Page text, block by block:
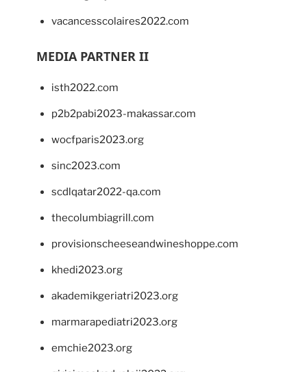
vacancesscolaires2022.com
MEDIA PARTNER II
isth2022.com
p2b2pabi2023-makassar.com
wocfparis2023.org
sinc2023.com
scdlqatar2022-qa.com
thecolumbiagrill.com
provisionscheeseandwineshoppe.com
khedi2023.org
akademikgeriatri2023.org
marmarapediatri2023.org
emchie2023.org